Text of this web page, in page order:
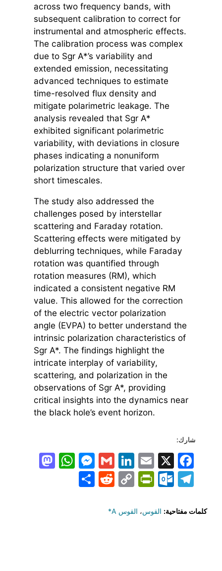
across two frequency bands, with
subsequent calibration to correct for
instrumental and atmospheric effects.
The calibration process was complex
due to Sgr A*’s variability and
extended emission, necessitating
advanced techniques to estimate
time-resolved flux density and
mitigate polarimetric leakage. The
analysis revealed that Sgr A*
exhibited significant polarimetric
variability, with deviations in closure
phases indicating a nonuniform
polarization structure that varied over
short timescales.
The study also addressed the
challenges posed by interstellar
scattering and Faraday rotation.
Scattering effects were mitigated by
deblurring techniques, while Faraday
rotation was quantified through
rotation measures (RM), which
indicated a consistent negative RM
value. This allowed for the correction
of the electric vector polarization
angle (EVPA) to better understand the
intrinsic polarization characteristics of
Sgr A*. The findings highlight the
intricate interplay of variability,
scattering, and polarization in the
observations of Sgr A*, providing
critical insights into the dynamics near
the black hole’s event horizon.
شارك:
Facebook
X
Email
LinkedIn
Gmail
Telegram
Outlook.com
PrintFriendly
Copy
Reddit
Share
كلمات مفتاحية: القوس، القوس A*